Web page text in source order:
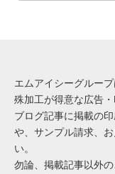
エムアイシーグルー
殊加工が得意な広告・
ブログ記事に掲載の
や、サンプル請求、
い。
勿論、掲載記事以外